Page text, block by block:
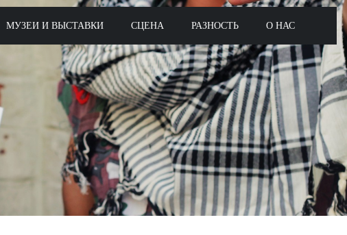
МУЗЕИ И ВЫСТАВКИ СЦЕНА РАЗНОСТЬ О НАС